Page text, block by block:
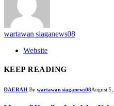
wartawan siaganews08
Website
KEEP READING
DAERAH By wartawan siaganews08August